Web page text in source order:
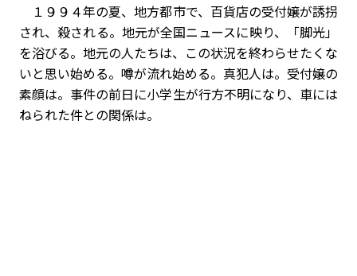
１９９４年の夏、地方都市で、百貨店の受付嬢が誘拐
され、殺される。地元が全国ニュースに映り、「脚光」
を浴びる。地元の人たちは、この状況を終わらせたくな
いと思い始める。噂が流れ始める。真犯人は。受付嬢の
素顔は。事件の前日に小学生が行方不明になり、車には
ねられた件との関係は――。